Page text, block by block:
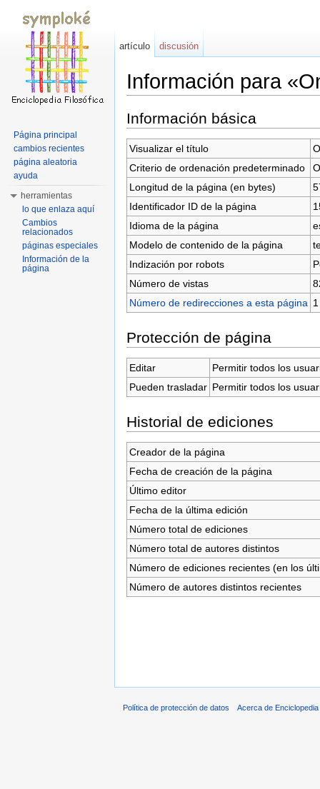
Información para
Información básica
Visualizar el título
Criterio de ordenación predeterminado
Longitud de la página (en bytes)
Identificador ID de la página
Idioma de la página
Modelo de contenido de la página
Indización por robots
Número de vistas
Número de redirecciones a esta página 1
Protección de página
Editar
Permitir todos los
Pueden trasladar Permitir todos los
Historial de ediciones
Creador de la página
Fecha de creación de la página
Último editor
Fecha de la última edición
Número total de ediciones
Número total de autores distintos
Número de ediciones recientes (en los
Número de autores distintos recientes
artículo discusión
Página principal
cambios recientes
página aleatoria
ayuda
herramientas
lo que enlaza aquí
Cambios
relacionados
páginas especiales
Información de la
página
Política de protección de datos Acerca de